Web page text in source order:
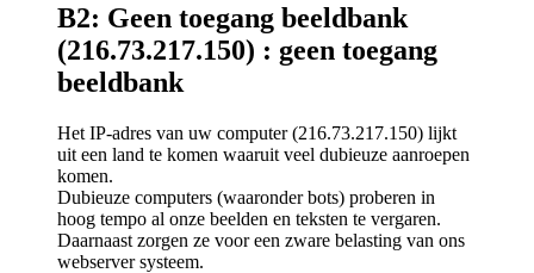
B2: Geen toegang beeldbank
(216.73.217.150) : geen toegang
beeldbank
Het IP-adres van uw computer (216.73.217.150) lijkt
uit een land te komen waaruit veel dubieuze aanroepen
komen.
Dubieuze computers (waaronder bots) proberen in
hoog tempo al onze beelden en teksten te vergaren.
Daarnaast zorgen ze voor een zware belasting van ons
webserver systeem.